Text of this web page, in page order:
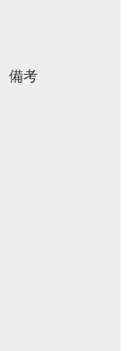
備考